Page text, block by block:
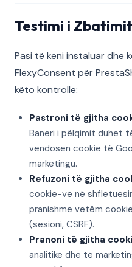
Testimi i
Pasi të keni instaluar dhe
FlexyConsent për
këto kontrolle:
Pastroni të gjitha
Baneri i pëlqimit duhet
vendosen cookie të
marketingu.
Refuzoni të gjitha
cookie-ve në
pranishme vetëm
(sesioni, CSRF).
Pranoni të gjitha
analitike dhe të